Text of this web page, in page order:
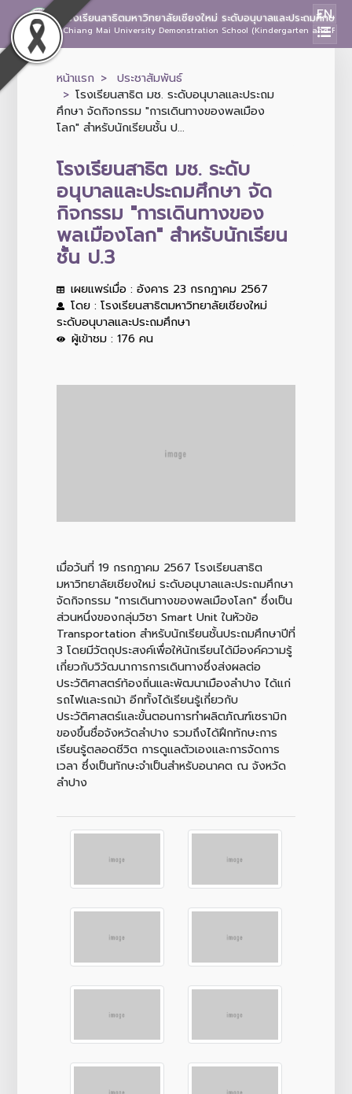
โรงเรียนสาธิตมหาวิทยาลัยเชียงใหม่ ระดับอนุบาลและประถมศึกษา
Chiang Mai University Demonstration School (Kindergarten and
EN
หน้าแรก
ประชาสัมพันธ์
โรงเรียนสาธิต มช. ระดับอนุบาลและประถม
ศึกษา จัดกิจกรรม "การเดินทางของพลเมือง
โลก" สำหรับนักเรียนชั้น ป...
โรงเรียนสาธิต มช. ระดับ
อนุบาลและประถมศึกษา จัด
กิจกรรม "การเดินทางของ
พลเมืองโลก" สำหรับนักเรียน
ชั้น ป.3
เผยแพร่เมื่อ : อังคาร 23 กรกฎาคม 2567
โดย : โรงเรียนสาธิตมหาวิทยาลัยเชียงใหม่
ระดับอนุบาลและประถมศึกษา
ผู้เข้าชม : 176 คน
เมื่อวันที่ 19 กรกฎาคม 2567 โรงเรียนสาธิต
มหาวิทยาลัยเชียงใหม่ ระดับอนุบาลและประถมศึกษา
จัดกิจกรรม "การเดินทางของพลเมืองโลก" ซึ่งเป็น
ส่วนหนึ่งของกลุ่มวิชา Smart Unit ในหัวข้อ
Transportation สำหรับนักเรียนชั้นประถมศึกษาปีที่
3 โดยมีวัตถุประสงค์เพื่อให้นักเรียนได้มีองค์ความรู้
เกี่ยวกับวิวัฒนาการการเดินทางซึ่งส่งผลต่อ
ประวัติศาสตร์ท้องถิ่นและพัฒนาเมืองลำปาง ได้แก่
รถไฟและรถม้า อีกทั้งได้เรียนรู้เกี่ยวกับ
ประวัติศาสตร์และขั้นตอนการทำผลิตภัณฑ์เซรามิก
ของขึ้นชื่อจังหวัดลำปาง รวมถึงได้ฝึกทักษะการ
เรียนรู้ตลอดชีวิต การดูแลตัวเองและการจัดการ
เวลา ซึ่งเป็นทักษะจำเป็นสำหรับอนาคต ณ จังหวัด
ลำปาง